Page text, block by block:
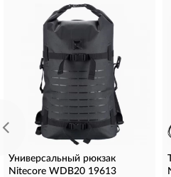
Универсальный рюкзак
Nitecore WDB20 19613